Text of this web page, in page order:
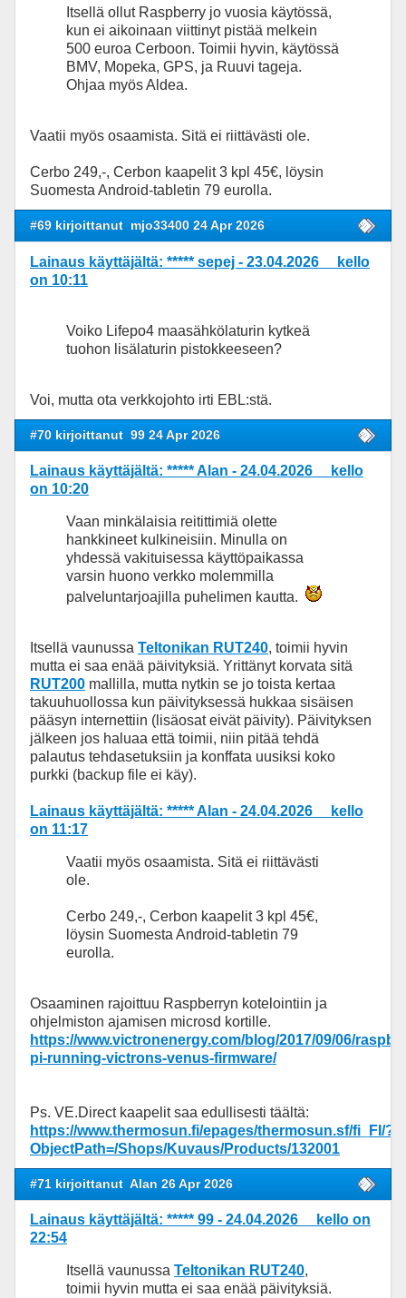
Itsellä ollut Raspberry jo vuosia käytössä,
kun ei aikoinaan viittinyt pistää melkein
500 euroa Cerboon. Toimii hyvin, käytössä
BMV, Mopeka, GPS, ja Ruuvi tageja.
Ohjaa myös Aldea.
Vaatii myös osaamista. Sitä ei riittävästi ole.
Cerbo 249,-, Cerbon kaapelit 3 kpl 45€, löysin
Suomesta Android-tabletin 79 eurolla.
#69 kirjoittanut mjo33400 24 Apr 2026
Lainaus käyttäjältä: ***** sepej - 23.04.2026 kello
on 10:11
Voiko Lifepo4 maasähkölaturin kytkeä
tuohon lisälaturin pistokkeeseen?
Voi, mutta ota verkkojohto irti EBL:stä.
#70 kirjoittanut 99 24 Apr 2026
Lainaus käyttäjältä: ***** Alan - 24.04.2026 kello
on 10:20
Vaan minkälaisia reitittimiä olette
hankkineet kulkineisiin. Minulla on
yhdessä vakituisessa käyttöpaikassa
varsin huono verkko molemmilla
palveluntarjoajilla puhelimen kautta.
Itsellä vaunussa Teltonikan RUT240, toimii hyvin
mutta ei saa enää päivityksiä. Yrittänyt korvata sitä
RUT200 mallilla, mutta nytkin se jo toista kertaa
takuuhuollossa kun päivityksessä hukkaa sisäisen
pääsyn internettiin (lisäosat eivät päivity). Päivityksen
jälkeen jos haluaa että toimii, niin pitää tehdä
palautus tehdasetuksiin ja konffata uusiksi koko
purkki (backup file ei käy).
Lainaus käyttäjältä: ***** Alan - 24.04.2026 kello
on 11:17
Vaatii myös osaamista. Sitä ei riittävästi
ole.
Cerbo 249,-, Cerbon kaapelit 3 kpl 45€,
löysin Suomesta Android-tabletin 79
eurolla.
Osaaminen rajoittuu Raspberryn kotelointiin ja
ohjelmiston ajamisen microsd kortille.
https://www.victronenergy.com/blog/2017/09/06/
pi-running-victrons-venus-firmware/
Ps. VE.Direct kaapelit saa edullisesti täältä:
https://www.thermosun.fi/epages/thermosun.sf/fi_FI/?
ObjectPath=/Shops/Kuvaus/Products/132001
#71 kirjoittanut Alan 26 Apr 2026
Lainaus käyttäjältä: ***** 99 - 24.04.2026 kello on
22:54
Itsellä vaunussa Teltonikan RUT240,
toimii hyvin mutta ei saa enää päivityksiä.